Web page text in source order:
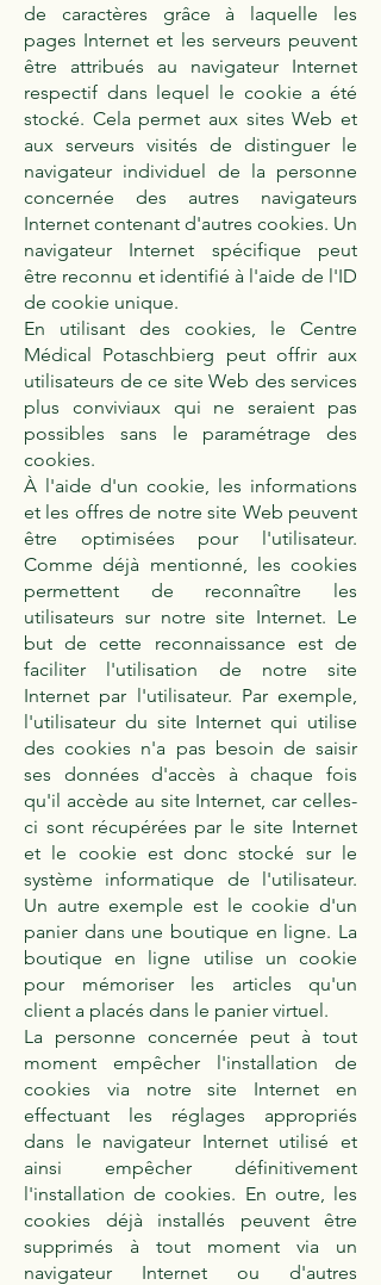
de caractères grâce à laquelle les
pages Internet et les serveurs peuvent
être attribués au navigateur Internet
respectif dans lequel le cookie a été
stocké. Cela permet aux sites Web et
aux serveurs visités de distinguer le
navigateur individuel de la personne
concernée des autres navigateurs
Internet contenant d'autres cookies. Un
navigateur Internet spécifique peut
être reconnu et identifié à l'aide de l'ID
de cookie unique.
En utilisant des cookies, le Centre
Médical Potaschbierg peut offrir aux
utilisateurs de ce site Web des services
plus conviviaux qui ne seraient pas
possibles sans le paramétrage des
cookies.
À l'aide d'un cookie, les informations
et les offres de notre site Web peuvent
être optimisées pour l'utilisateur.
Comme déjà mentionné, les cookies
permettent de reconnaître les
utilisateurs sur notre site Internet. Le
but de cette reconnaissance est de
faciliter l'utilisation de notre site
Internet par l'utilisateur. Par exemple,
l'utilisateur du site Internet qui utilise
des cookies n'a pas besoin de saisir
ses données d'accès à chaque fois
qu'il accède au site Internet, car celles-
ci sont récupérées par le site Internet
et le cookie est donc stocké sur le
système informatique de l'utilisateur.
Un autre exemple est le cookie d'un
panier dans une boutique en ligne. La
boutique en ligne utilise un cookie
pour mémoriser les articles qu'un
client a placés dans le panier virtuel.
La personne concernée peut à tout
moment empêcher l'installation de
cookies via notre site Internet en
effectuant les réglages appropriés
dans le navigateur Internet utilisé et
ainsi empêcher définitivement
l'installation de cookies. En outre, les
cookies déjà installés peuvent être
supprimés à tout moment via un
navigateur Internet ou d'autres